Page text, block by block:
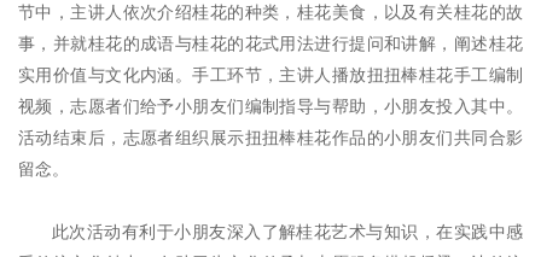
节中，主讲人依次介绍桂花的种类，桂花美食，以及有关桂花的故
事，并就桂花的成语与桂花的花式用法进行提问和讲解，阐述桂花
实用价值与文化内涵。手工环节，主讲人播放扭扭棒桂花手工编制
视频，志愿者们给予小朋友们编制指导与帮助，小朋友投入其中。
活动结束后，志愿者组织展示扭扭棒桂花作品的小朋友们共同合影
留念。
此次活动有利于小朋友深入了解桂花艺术与知识，在实践中感